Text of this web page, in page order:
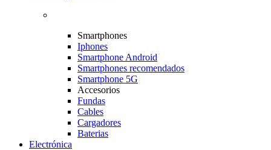
Smartphones
Iphones
Smartphone Android
Smartphones recomendados
Smartphone 5G
Accesorios
Fundas
Cables
Cargadores
Baterias
Electrónica